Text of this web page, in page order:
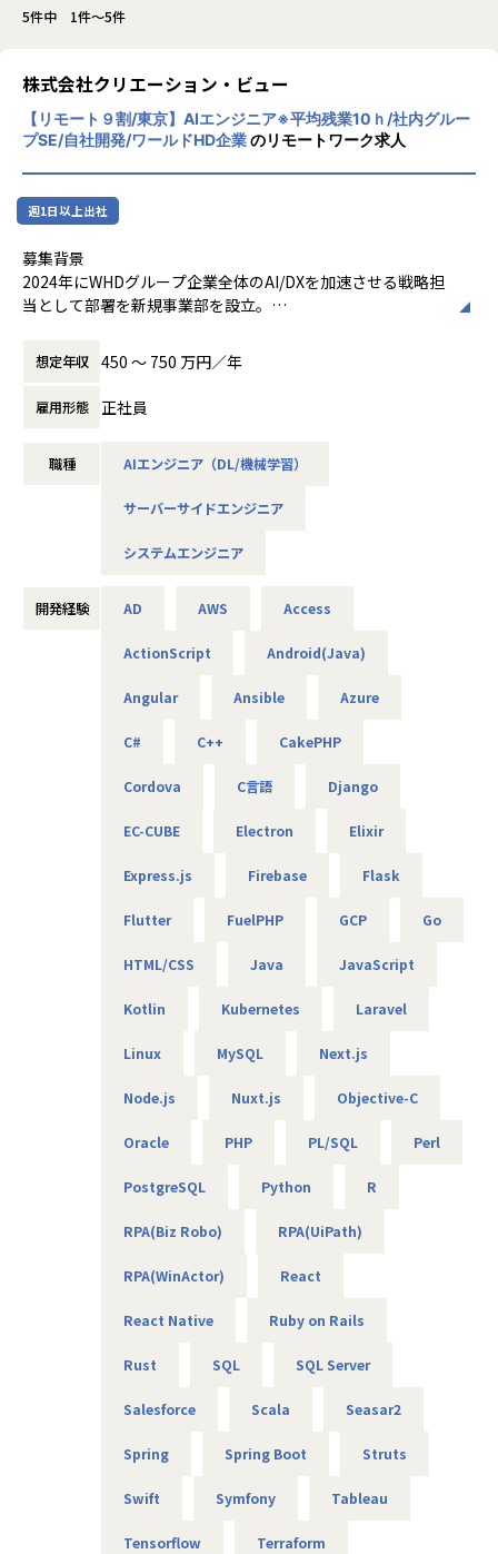
5件中 1件～5件
株式会社クリエーション・ビュー
【リモート９割/東京】AIエンジニア※平均残業10ｈ/社内グルー
プSE/自社開発/ワールドHD企業のリモートワーク求人
週1日以上出社
募集背景
2024年にWHDグループ企業全体のAI/DXを加速させる戦略担
当として部署を新規事業部を設立。
える多様なビジネス課題に対し、AIを活用したシステム開発
を通じて事業価値の最大化に貢献しています。また外部クラ
イアントの案件も拡大中です。
現在、当部署は10名超の精鋭でAI/DX事業のシステム開発を
ーズは急速に拡大しており、さらなる事業拡大に向けて増員
AIやDXの知見は問わず、ご興味と意欲のある方にぜひ参画い
・大手企業、グループ会社に向けたAIソリューションの開発
・AWSやPythonを用いたAIアプリケーションの作成
・データ基盤の構築並びにデータ活用によるDX化の提案
・RAG機能を搭載した、(閉域接続可能な)生成AIの開発
・鉄道会社向け、AIを活用した需要予測とシステム開発
・WEB広告最適化に向けたデータ分析、PoC開発 など
当社は社長を含め、社員構成の9割以上がエンジニアです。
りたい」という想いを込めて創業したため、
働き方を考慮して下記環境を用意しています。
・9割以上がリモート（年に数回程度の出社メンバーも）
・有給消化日数は18.5日（夏季休暇含む）
【業務の変更の範囲】
想定年収 450 〜 750 万円／年
雇用形態 正社員
職種 AIエンジニア（DL/機械学習）
サーバーサイドエンジニア
システムエンジニア
開発経験 AD AWS Access
ActionScript Android(Java)
Angular Ansible Azure
C# C++ CakePHP
Cordova C言語 Django
EC-CUBE Electron Elixir
Express.js Firebase Flask
Flutter FuelPHP GCP Go
HTML/CSS Java JavaScript
Kotlin Kubernetes Laravel
Linux MySQL Next.js
Node.js Nuxt.js Objective-C
Oracle PHP PL/SQL Perl
PostgreSQL Python R
RPA(Biz Robo) RPA(UiPath)
RPA(WinActor) React
React Native Ruby on Rails
Rust SQL SQL Server
Salesforce Scala Seasar2
Spring Spring Boot Struts
Swift Symfony Tableau
Tensorflow Terraform